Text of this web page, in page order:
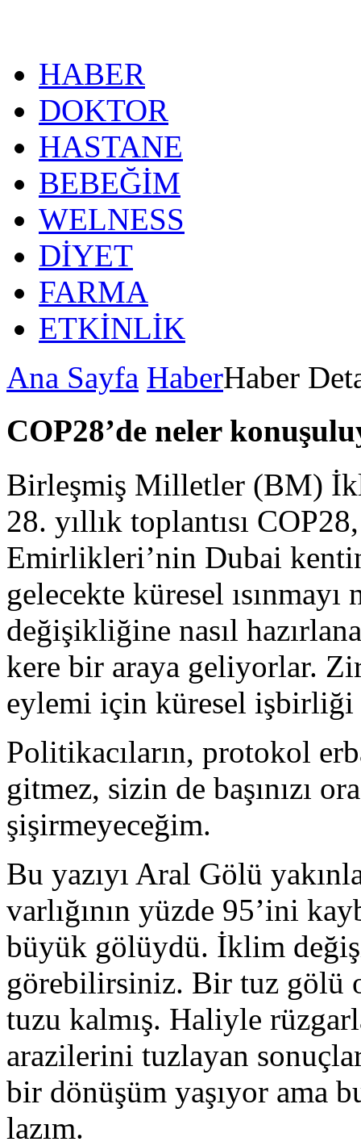
HABER
DOKTOR
HASTANE
BEBEĞİM
WELNESS
DİYET
FARMA
ETKİNLİK
Ana Sayfa HaberHaber
COP28’de neler
Birleşmiş Milletler (BM)
28. yıllık toplantısı
Emirlikleri’nin Dubai
gelecekte küresel ısınmayı
değişikliğine nasıl
kere bir araya geliyorlar.
eylemi için küresel işbirliği
Politikacıların, protokol
gitmez, sizin de başınızı
şişirmeyeceğim.
Bu yazıyı Aral Gölü
varlığının yüzde 95’ini
büyük gölüydü. İklim
görebilirsiniz. Bir tuz gölü
tuzu kalmış. Haliyle
arazilerini tuzlayan
bir dönüşüm yaşıyor ama
lazım.